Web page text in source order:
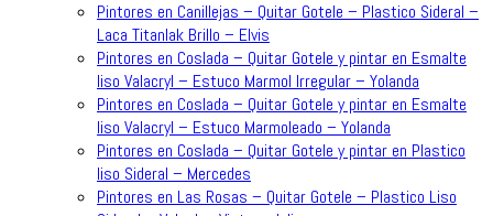
Pintores en Canillejas – Quitar Gotele – Plastico Sideral –
Laca Titanlak Brillo – Elvis
Pintores en Coslada – Quitar Gotele y pintar en Esmalte
liso Valacryl – Estuco Marmol Irregular – Yolanda
Pintores en Coslada – Quitar Gotele y pintar en Esmalte
liso Valacryl – Estuco Marmoleado – Yolanda
Pintores en Coslada – Quitar Gotele y pintar en Plastico
liso Sideral – Mercedes
Pintores en Las Rosas – Quitar Gotele – Plastico Liso